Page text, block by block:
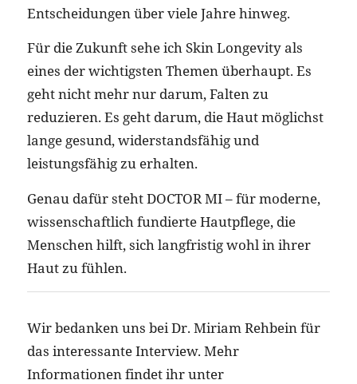
Entscheidungen über viele Jahre hinweg.
Für die Zukunft sehe ich Skin Longevity als
eines der wichtigsten Themen überhaupt. Es
geht nicht mehr nur darum, Falten zu
reduzieren. Es geht darum, die Haut möglichst
lange gesund, widerstandsfähig und
leistungsfähig zu erhalten.
Genau dafür steht DOCTOR MI – für moderne,
wissenschaftlich fundierte Hautpflege, die
Menschen hilft, sich langfristig wohl in ihrer
Haut zu fühlen.
Wir bedanken uns bei Dr. Miriam Rehbein für
das interessante Interview. Mehr
Informationen findet ihr unter